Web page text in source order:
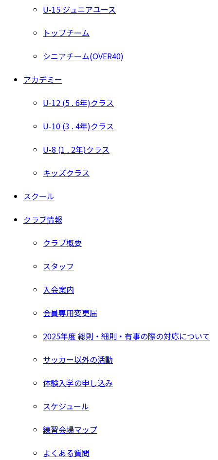
U-15 ジュニアユース
トップチーム
シニアチーム(OVER40)
アカデミー
U-12 (5 . 6年)クラス
U-10 (3 . 4年)クラス
U-8 (1 . 2年)クラス
キッズクラス
スクール
クラブ情報
クラブ概要
スタッフ
入会案内
会員専用変更届
2025年度 総則・細則・有事の際の対応について
サッカー以外の活動
体験入学の申し込み
スケジュール
練習会場マップ
よくある質問